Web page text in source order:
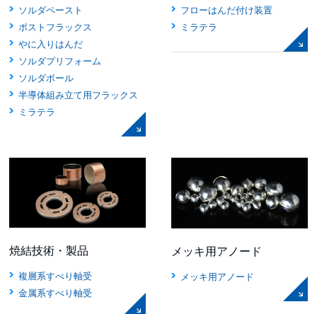
ソルダペースト
ポストフラックス
やに入りはんだ
ソルダプリフォーム
ソルダボール
半導体組み立て用フラックス
ミラテラ
フローはんだ付け装置
ミラテラ
焼結技術・製品
複層系すべり軸受
金属系すべり軸受
メッキ用アノード
メッキ用アノード